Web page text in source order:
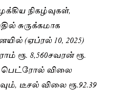
நிகழ்வுகள்,
சுருக்கமாக
(ஏப்ரல் 10, 2025)
ரூ. 8,560சவரன் ரூ.
பெட்ரோல் விலை
டீசல் விலை ரூ.92.39